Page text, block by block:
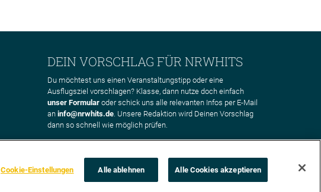
DEIN VORSCHLAG FÜR NRWHITS
Du möchtest uns einen Veranstaltungstipp oder eine
Ausflugsziel vorschlagen? Klasse, dann nutze doch einfach
unser Formular oder schick uns alle relevanten Infos per E-Mail
an info@nrwhits.de. Unsere Redaktion wird Deinen Vorschlag
dann so schnell wie möglich prüfen.
Cookie-Einstellungen Alle ablehnen Alle Cookies akzeptieren